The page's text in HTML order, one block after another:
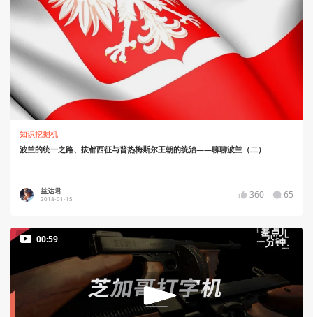
知识挖掘机
波兰的统一之路、拔都西征与普热梅斯尔王朝的统治——聊聊波兰（二）
益达君
2018-01-15 360 65
00:59